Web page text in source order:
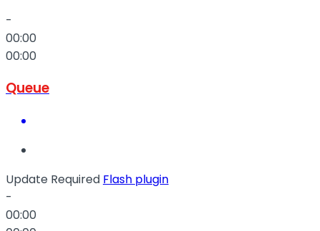
-
00:00
00:00
Queue
Update Required Flash plugin
-
00:00